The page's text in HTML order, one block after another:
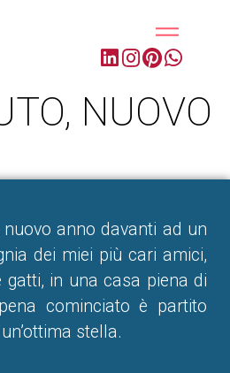
NUOVO
anno davanti ad un
dei miei più cari amici,
gatti, in una casa piena di
cominciato è partito
stella.